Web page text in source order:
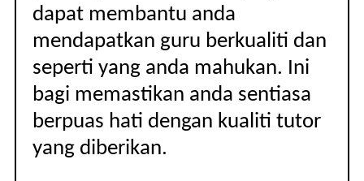
dapat membantu anda
mendapatkan guru berkualiti dan
seperti yang anda mahukan. Ini
bagi memastikan anda sentiasa
berpuas hati dengan kualiti tutor
yang diberikan.